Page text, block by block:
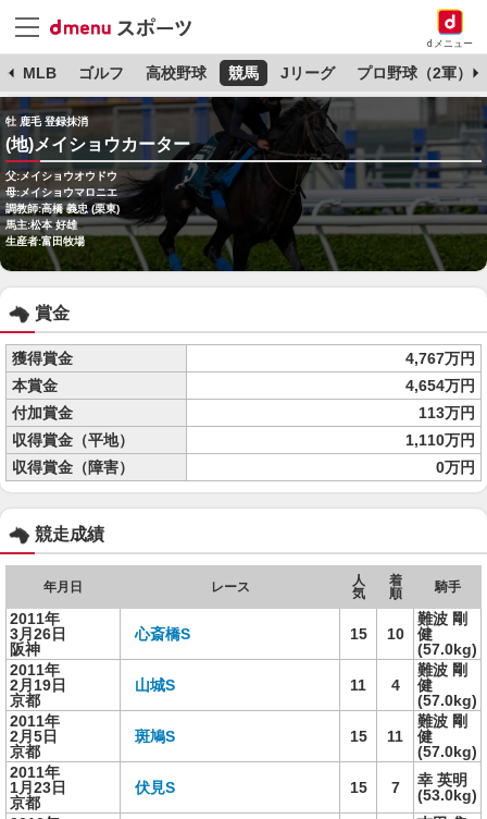
dメニュー
MLB ゴルフ 高校野球 競馬 Jリーグ プロ野球（2軍）
牡 鹿毛 登録抹消
(地)メイショウカーター
父:メイショウオウドウ
母:メイショウマロニエ
調教師:高橋 義忠 (栗東)
馬主:松本 好雄
生産者:富田牧場
賞金
獲得賞金
4,767万円
本賞金
4,654万円
付加賞金
113万円
収得賞金（平地）
1,110万円
収得賞金（障害）
0万円
競走成績
年月日 レース
人
気
着
順
騎手
2011年
3月26日
阪神
心斎橋S 15 10
難波 剛
健
(57.0kg)
2011年
2月19日
京都
山城S 11 4
難波 剛
健
(57.0kg)
2011年
2月5日
京都
斑鳩S 15 11
難波 剛
健
(57.0kg)
2011年
1月23日
京都
伏見S 15 7
幸 英明
(53.0kg)